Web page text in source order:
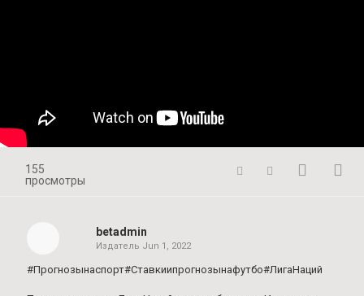
155
просмотры
betadmin
Издатель Jun 1, 2022
#Прогнозынаспорт#Ставкиипрогнозынафутбо#ЛигаНаций